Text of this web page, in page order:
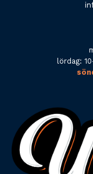
lördag: